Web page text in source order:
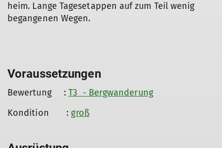
heim. Lange Tagesetappen auf zum Teil wenig
begangenen Wegen.
Voraussetzungen
Bewertung :T3 - Bergwanderung
Kondition : groß